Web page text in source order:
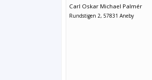
Carl Oskar Michael Palmér
Rundstigen 2, 57831 Aneby